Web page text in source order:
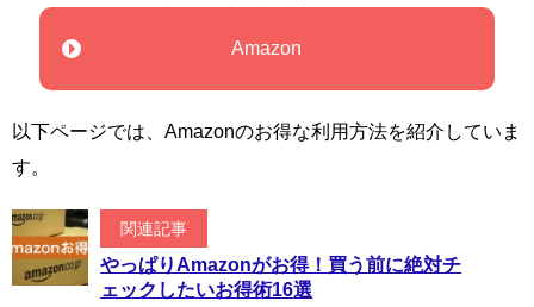
Amazon
以下ページでは、Amazonのお得な利用方法を紹介していま
す。
関連記事
やっぱりAmazonがお得！買う前に絶対チ
ェックしたいお得術16選